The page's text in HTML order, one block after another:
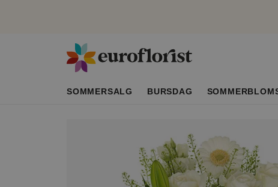
SOMMERSALG BURSDAG